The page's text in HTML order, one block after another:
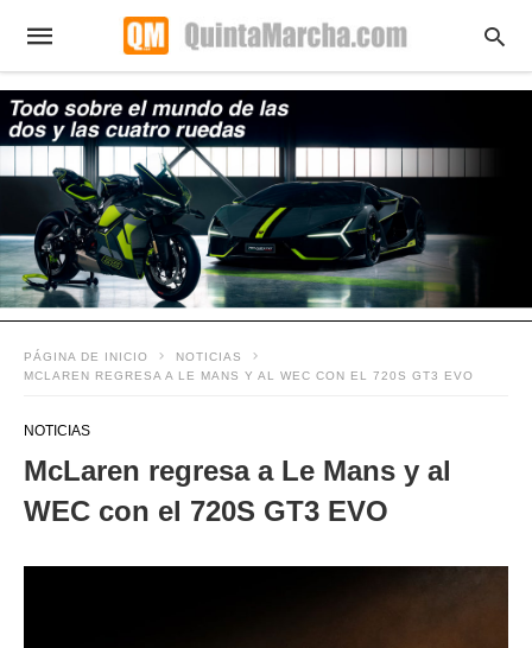
PÁGINA DE INICIO
NOTICIAS
MCLAREN REGRESA A LE MANS Y AL WEC CON EL 720S GT3 EVO
NOTICIAS
McLaren regresa a Le Mans y al
WEC con el 720S GT3 EVO